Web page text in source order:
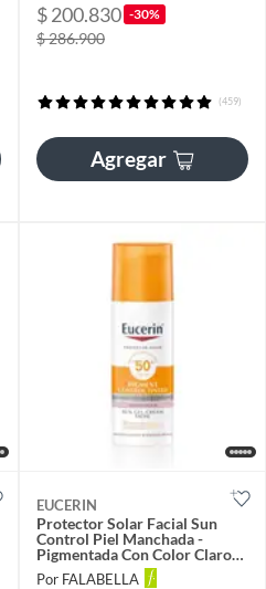
$ 200.830 -30%
$ 286.900
(459)
Agregar
EUCERIN
Protector Solar Facial Sun
Control Piel Manchada -
Pigmentada Con Color Claro
Fps 50+ 50 ml
Por FALABELLA